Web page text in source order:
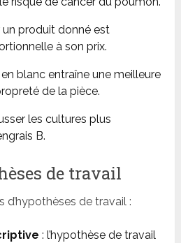
produit donné est
à son prix.
blanc entraîne une meilleure
de la pièce.
les cultures plus
B.
de travail
d’hypothèses de travail :
: l’hypothèse de travail